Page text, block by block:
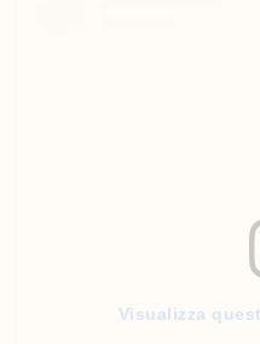
Visualizza